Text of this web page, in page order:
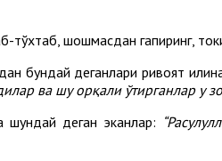
тўхтаб, шошмасдан гапиринг,
бундай деганлари ривоят
ва шу орқали ўтирганлар у
деган эканлар: